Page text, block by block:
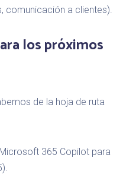
a clientes).
los próximos
de la hoja de ruta
365 Copilot para